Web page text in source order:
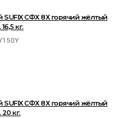
SUFIX СФХ 8Х горячий жёлтый
кг.
SUFIX СФХ 8Х горячий жёлтый
кг.